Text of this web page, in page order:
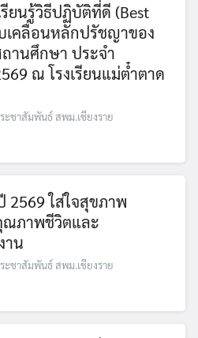
ยนรู้วิธีปฏิบัติที่ดี (Best
เคลื่อนหลักปรัชญาของ
านศึกษา ประจำ
ณ โรงเรียนแม่ต๋ำตาด
ะชาสัมพันธ์ สพม.เชียงราย
2569 ใส่ใจสุขภาพ
ณภาพชีวิตและ
าน
ะชาสัมพันธ์ สพม.เชียงราย